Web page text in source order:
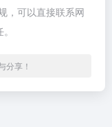
，可以直接联系网
分享！